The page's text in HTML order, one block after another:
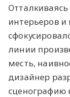
интерьеров
линии
месть,
дизайнер
сценографию